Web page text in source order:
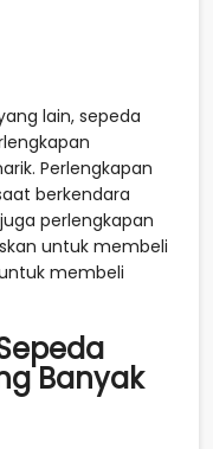
lain, sepeda
Perlengkapan
berkendara
perlengkapan
untuk membeli
membeli
Banyak